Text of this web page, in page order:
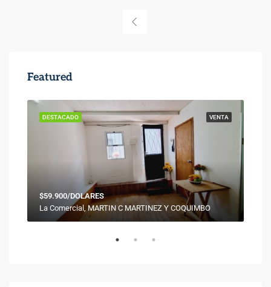
Featured
VENTA
DESTACADO
$59.900/DOLARES
La Comercial, MARTIN C MARTINEZ Y COQUIMBO